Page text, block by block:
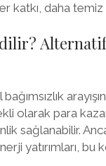
katkı, daha
olarak para
sağlanabilir.
yatırımları,